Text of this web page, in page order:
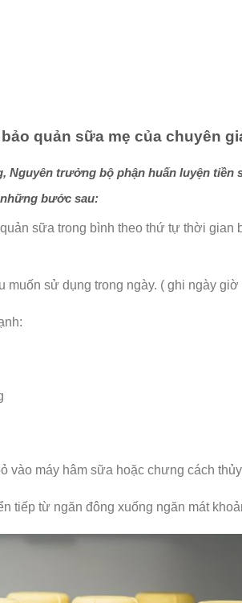
quản sữa mẹ của chuyên
Nguyên trưởng bộ phận huấn luyện tiền
bước sau:
sữa trong bình theo thứ tự thời gian
muốn sử dụng trong ngày. ( ghi ngày giờ
vào máy hâm sữa hoặc chưng cách
tiếp từ ngăn đông xuống ngăn mát